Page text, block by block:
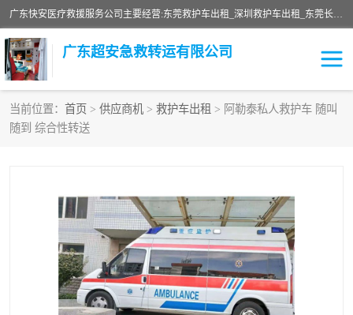
广东快安医疗救援服务公司主要经营:东莞救护车出租_深圳救护车出租_东莞长途救护车出租-深圳长途救护车出租等业务。提供救护车出租服务和长途救护车转接病人。响应及时，服务周到。
广东超安急救转运有限公司
当前位置： 首页 > 供应商机 > 救护车出租 > 阿勒泰私人救护车 随叫
随到 综合性转送
救护车出租
急救车出租 保障救护车出租
跨省救护车租赁 跨省救护车出租
私人救护车租赁 私人救护车出租